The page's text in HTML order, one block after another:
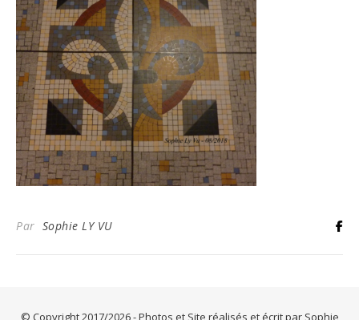
Par Sophie LY VU
© Copyright 2017/2026 - Photos et Site réalisés et écrit par Sophie